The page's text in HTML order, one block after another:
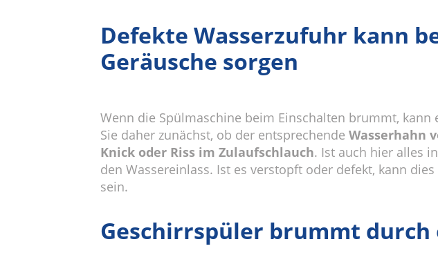
Defekte Wasserzufuhr kann
Geräusche sorgen
Wenn die Spülmaschine beim Einschalten brummt,
Sie daher zunächst, ob der entsprechendeWasserhahn
Knick oder Riss im Zulaufschlauch. Ist auch hier alles
den Wassereinlass. Ist es verstopft oder defekt, kann
sein.
Geschirrspüler brummt